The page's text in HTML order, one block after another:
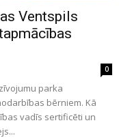
Ventspils
0
parka
bērniem. Kā
vadīs sertificēti un